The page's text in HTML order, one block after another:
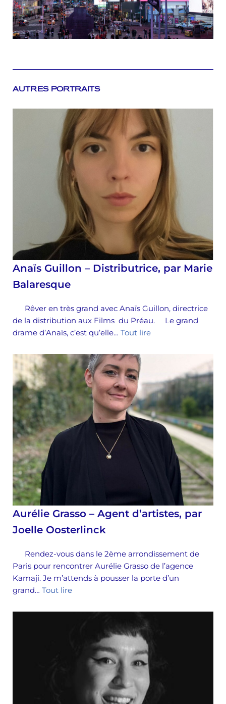
AUTRES PORTRAITS
Anaïs Guillon – Distributrice, par Marie
Balaresque
Rêver en très grand avec Anaïs Guillon, directrice
de la distribution aux Films du Préau. Le grand
drame d’Anaïs, c’est qu’elle… Tout lire
Aurélie Grasso – Agent d’artistes, par
Joelle Oosterlinck
Rendez-vous dans le 2ème arrondissement de
Paris pour rencontrer Aurélie Grasso de l’agence
Kamaji. Je m’attends à pousser la porte d’un
grand… Tout lire